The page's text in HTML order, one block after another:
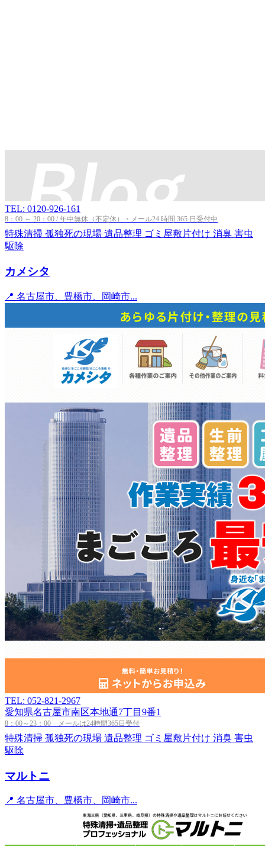
TEL: 0120-926-161
8：00 ～ 20：00 / 年中無休（不定休）・メール24 時間 365 日受付中
特殊清掃 孤独死の現場 遺品整理 ゴミ屋敷片付け 消臭 害虫
駆除
カメシタ
📍 名古屋市、豊橋市、岡崎市...
TEL: 052-821-2967
愛知県名古屋市南区本地通7丁目9番1
8：00～23：00 メールは24時間365日受付
特殊清掃 孤独死の現場 遺品整理 ゴミ屋敷片付け 消臭 害虫
駆除
マルトニ
📍 名古屋市、豊橋市、岡崎市...